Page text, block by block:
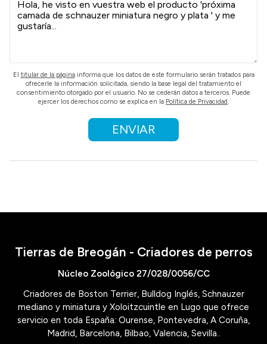
El titular de la páginainforma que los datos de este formulario serán tratados para
ofrecerle la información solicitada, siendo la base legal del tratamiento el
consentimiento otorgado por el usuario. No se cederán datos a terceros. Puede
ejercer los derechos como se explica en la Política de Privacidad.
Tierras de Breogán - Criadores de perros
Núcleo Zoológico 27/028/0056/CC
Criadores de Boston Terrier, Bulldog Inglés, Schnauzer
mediano y miniatura y Xoloitzcuintle en Lugo que ofrece
servicio en toda España: Ourense, Pontevedra, A Coruña,
Madrid, Barcelona, Bilbao, Valencia, Sevilla..